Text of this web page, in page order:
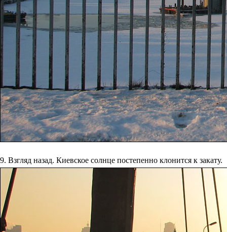
9. Взгляд назад. Киевское солнце постепенно клонится к закату.